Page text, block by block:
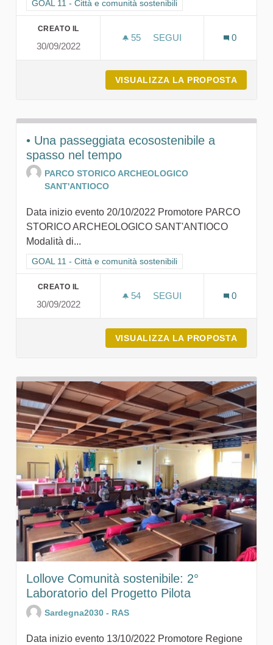
Filtra i risultati per categoria: GOAL 11 - Città e comunità
GOAL 11 - Città e comunità sostenibili
CREATO IL
30/09/2022
55 55 SOSTENITORI
SEGUI
0
VISUALIZZA LA PROPOSTA
• Una passeggiata ecosostenibile a
spasso nel tempo
PARCO STORICO ARCHEOLOGICO
SANT'ANTIOCO
Data inizio evento 20/10/2022 Promotore PARCO
STORICO ARCHEOLOGICO SANT'ANTIOCO
Modalità di...
Filtra i risultati per categoria: GOAL 11 - Città e comunità
GOAL 11 - Città e comunità sostenibili
CREATO IL
30/09/2022
54 54 SOSTENITORI
SEGUI
0
VISUALIZZA LA PROPOSTA
Lollove Comunità sostenibile: 2°
Laboratorio del Progetto Pilota
Sardegna2030 - RAS
Data inizio evento 13/10/2022 Promotore Regione